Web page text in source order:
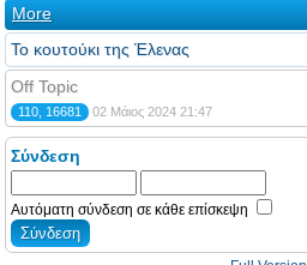
More
Το κουτούκι της Έλενας
Off Topic
110, 16681 02 Μάιος 2024 21:47
Σύνδεση
Αυτόματη σύνδεση σε κάθε επίσκεψη